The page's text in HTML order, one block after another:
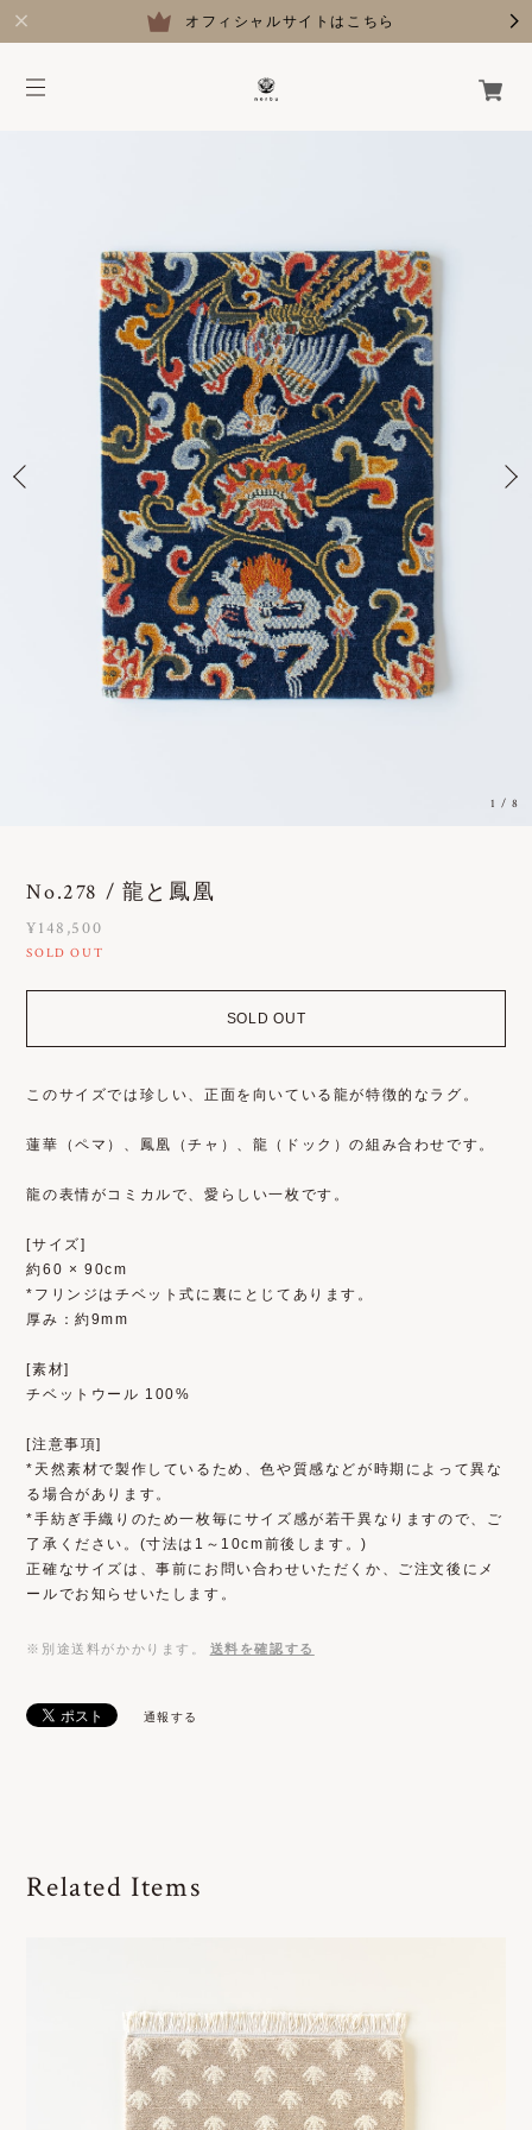
オフィシャルサイトはこちら
1 /8
No.278 / 龍と鳳凰
¥148,500
SOLD OUT
SOLD OUT
このサイズでは珍しい、正面を向いている龍が特徴的なラグ。
蓮華（ペマ）、鳳凰（チャ）、龍（ドック）の組み合わせです。
龍の表情がコミカルで、愛らしい一枚です。
[サイズ]
約60 × 90cm
*フリンジはチベット式に裏にとじてあります。
厚み：約9mm
[素材]
チベットウール 100%
[注意事項]
*天然素材で製作しているため、色や質感などが時期によって異な
る場合があります。
*手紡ぎ手織りのため一枚毎にサイズ感が若干異なりますので、ご
了承ください。(寸法は1～10cm前後します。)
正確なサイズは、事前にお問い合わせいただくか、ご注文後にメ
ールでお知らせいたします。
※別途送料がかかります。 送料を確認する
通報する
Related Items